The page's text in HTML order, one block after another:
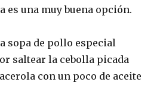
es una muy buena opción.
sopa de pollo especial
saltear la cebolla picada
con un poco de aceite